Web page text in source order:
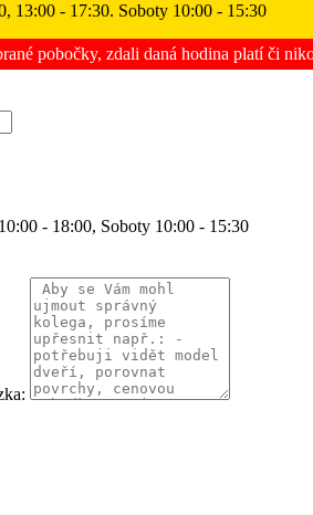
13:00 - 17:30. Soboty 10:00 - 15:30
pobočky, zdali daná hodina platí či
- 18:00, Soboty 10:00 - 15:30